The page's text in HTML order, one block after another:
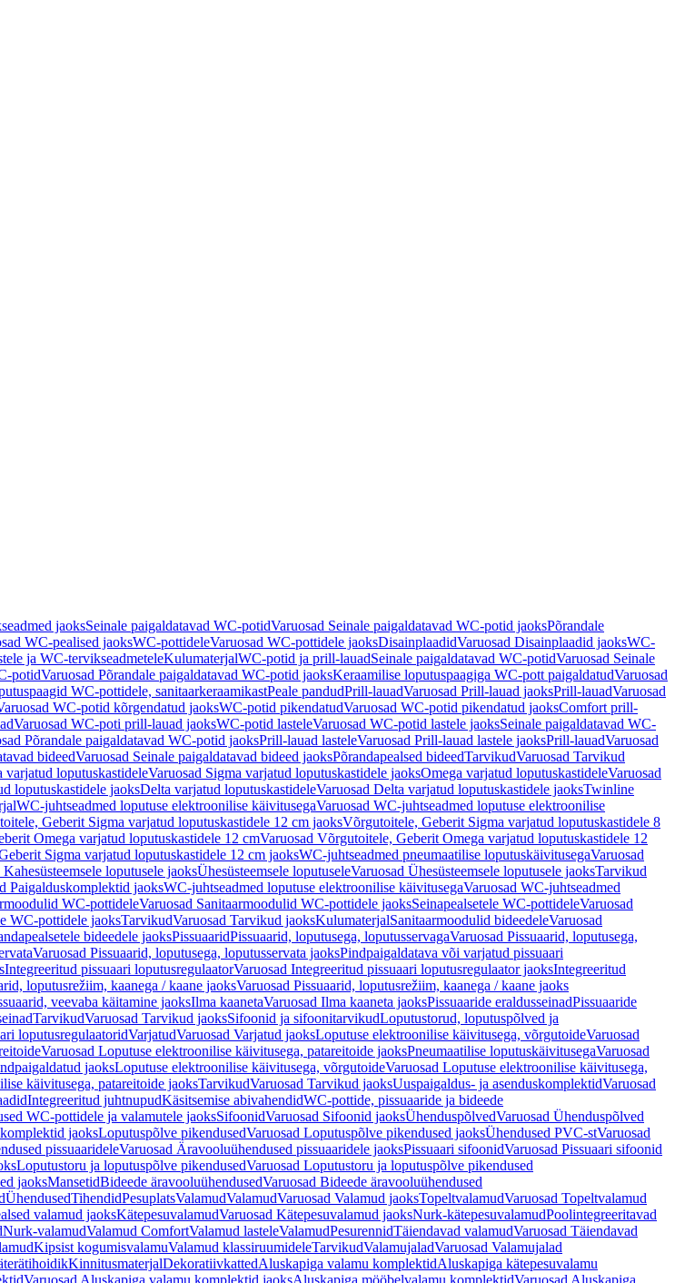
jaoksSeinale paigaldatavad WC-potidVaruosad Seinale paigaldatavad WC-potid jaoksPõrandale
WC-pealised jaoksWC-pottideleVaruosad WC-pottidele jaoksDisainplaadidVaruosad Disainplaadid jaoksWC-
ja WC-tervikseadmeteleKulumaterjalWC-potid ja prill-lauadSeinale paigaldatavad WC-potidVaruosad Seinale
potidVaruosad Põrandale paigaldatavad WC-potid jaoksKeraamilise loputuspaagiga WC-pott paigaldatudVaruosad
WC-pottidele, sanitaarkeraamikastPeale pandudPrill-lauadVaruosad Prill-lauad jaoksPrill-lauadVaruosad
WC-potid kõrgendatud jaoksWC-potid pikendatudVaruosad WC-potid pikendatud jaoksComfort prill-
Varuosad WC-poti prill-lauad jaoksWC-potid lasteleVaruosad WC-potid lastele jaoksSeinale paigaldatavad WC-
Põrandale paigaldatavad WC-potid jaoksPrill-lauad lasteleVaruosad Prill-lauad lastele jaoksPrill-lauadVaruosad
bideedVaruosad Seinale paigaldatavad bideed jaoksPõrandapealsed bideedTarvikudVaruosad Tarvikud
varjatud loputuskastideleVaruosad Sigma varjatud loputuskastidele jaoksOmega varjatud loputuskastideleVaruosad
loputuskastidele jaoksDelta varjatud loputuskastideleVaruosad Delta varjatud loputuskastidele jaoksTwinline
WC-juhtseadmed loputuse elektroonilise käivitusegaVaruosad WC-juhtseadmed loputuse elektroonilise
Geberit Sigma varjatud loputuskastidele 12 cm jaoksVõrgutoitele, Geberit Sigma varjatud loputuskastidele 8
Omega varjatud loputuskastidele 12 cmVaruosad Võrgutoitele, Geberit Omega varjatud loputuskastidele 12
Sigma varjatud loputuskastidele 12 cm jaoksWC-juhtseadmed pneumaatilise loputuskäivitusegaVaruosad
Kahesüsteemsele loputusele jaoksÜhesüsteemsele loputuseleVaruosad Ühesüsteemsele loputusele jaoksTarvikud
Paigalduskomplektid jaoksWC-juhtseadmed loputuse elektroonilise käivitusegaVaruosad WC-juhtseadmed
WC-pottideleVaruosad Sanitaarmoodulid WC-pottidele jaoksSeinapealsetele WC-pottideleVaruosad
WC-pottidele jaoksTarvikudVaruosad Tarvikud jaoksKulumaterjalSanitaarmoodulid bideedeleVaruosad
bideedele jaoksPissuaaridPissuaarid, loputusega, loputusservagaVaruosad Pissuaarid, loputusega,
Varuosad Pissuaarid, loputusega, loputusservata jaoksPindpaigaldatava või varjatud pissuaari
Integreeritud pissuaari loputusregulaatorVaruosad Integreeritud pissuaari loputusregulaator jaoksIntegreeritud
loputusrežiim, kaanega / kaane jaoksVaruosad Pissuaarid, loputusrežiim, kaanega / kaane jaoks
veevaba käitamine jaoksIlma kaanetaVaruosad Ilma kaaneta jaoksPissuaaride eraldusseinadPissuaaride
TarvikudVaruosad Tarvikud jaoksSifoonid ja sifoonitarvikudLoputustorud, loputuspõlved ja
loputusregulaatoridVarjatudVaruosad Varjatud jaoksLoputuse elektroonilise käivitusega, võrgutoideVaruosad
Varuosad Loputuse elektroonilise käivitusega, patareitoide jaoksPneumaatilise loputuskäivitusegaVaruosad
jaoksLoputuse elektroonilise käivitusega, võrgutoideVaruosad Loputuse elektroonilise käivitusega,
käivitusega, patareitoide jaoksTarvikudVaruosad Tarvikud jaoksUuspaigaldus- ja asenduskomplektidVaruosad
Integreeritud juhtnupudKäsitsemise abivahendidWC-pottide, pissuaaride ja bideede
WC-pottidele ja valamutele jaoksSifoonidVaruosad Sifoonid jaoksÜhenduspõlvedVaruosad Ühenduspõlved
jaoksLoputuspõlve pikendusedVaruosad Loputuspõlve pikendused jaoksÜhendused PVC-stVaruosad
pissuaarideleVaruosad Äravooluühendused pissuaaridele jaoksPissuaari sifoonidVaruosad Pissuaari sifoonid
Loputustoru ja loputuspõlve pikendusedVaruosad Loputustoru ja loputuspõlve pikendused
jaoksMansetidBideede äravooluühendusedVaruosad Bideede äravooluühendused
ÜhendusedTihendidPesuplatsValamudValamudVaruosad Valamud jaoksTopeltvalamudVaruosad Topeltvalamud
valamud jaoksKätepesuvalamudVaruosad Kätepesuvalamud jaoksNurk-kätepesuvalamudPoolintegreeritavad
Nurk-valamudValamud ComfortValamud lasteleValamudPesurennidTäiendavad valamudVaruosad Täiendavad
Kipsist kogumisvalamuValamud klassiruumideleTarvikudValamujaladVaruosad Valamujalad
KinnitusmaterjalDekoratiivkattedAluskapiga valamu komplektidAluskapiga kätepesuvalamu
Varuosad Aluskapiga valamu komplektid jaoksAluskapiga mööbelvalamu komplektidVaruosad Aluskapiga